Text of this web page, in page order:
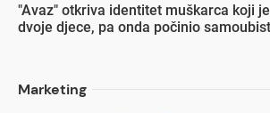
"Avaz" otkriva identitet muškarca koji
dvoje djece, pa onda počinio
Marketing